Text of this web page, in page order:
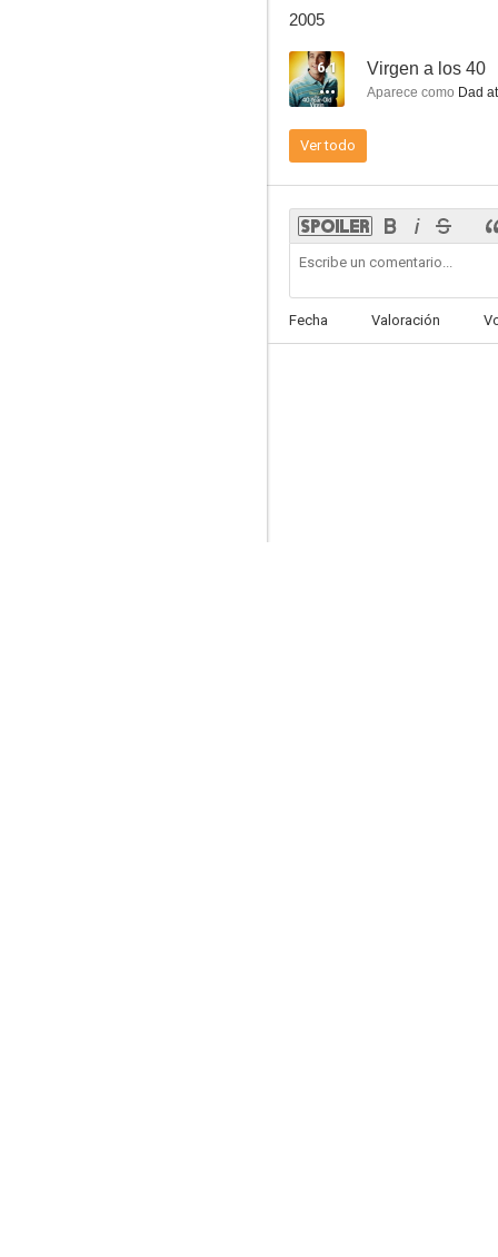
2005
6.1 Virgen a los 40
Aparece como Dad
Ver todo
Fecha Valoración